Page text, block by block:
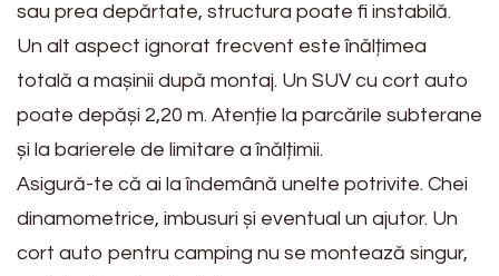
sau prea depărtate, structura poate fi instabilă.
Un alt aspect ignorat frecvent este înălțimea
totală a mașinii după montaj. Un SUV cu cort auto
poate depăși 2,20 m. Atenție la parcările subterane
și la barierele de limitare a înălțimii.
Asigură-te că ai la îndemână unelte potrivite. Chei
dinamometrice, imbusuri și eventual un ajutor. Un
cort auto pentru camping nu se montează singur,